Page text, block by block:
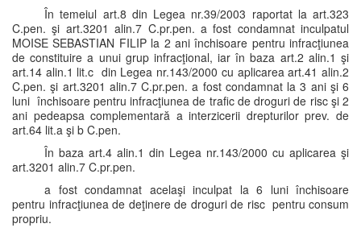
În temeiul art.8 din Legea nr.39/2003 raportat la art.323
C.pen. şi art.3201 alin.7 C.pr.pen. a fost condamnat inculpatul
MOISE SEBASTIAN FILIP la 2 ani închisoare pentru infracţiunea
de constituire a unui grup infracţional, iar în baza art.2 alin.1 şi
art.14 alin.1 lit.c din Legea nr.143/2000 cu aplicarea art.41 alin.2
C.pen. şi art.3201 alin.7 C.pr.pen. a fost condamnat la 3 ani şi 6
luni închisoare pentru infracţiunea de trafic de droguri de risc şi 2
ani pedeapsa complementară a interzicerii drepturilor prev. de
art.64 lit.a şi b C.pen.
În baza art.4 alin.1 din Legea nr.143/2000 cu aplicarea şi
art.3201 alin.7 C.pr.pen.
a fost condamnat acelaşi inculpat la 6 luni închisoare
pentru infracţiunea de deţinere de droguri de risc pentru consum
propriu.